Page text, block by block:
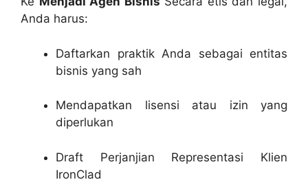
Anda harus:
Daftarkan praktik Anda sebagai entitas
bisnis yang sah
Mendapatkan lisensi atau izin yang
diperlukan
Draft Perjanjian Representasi Klien
IronClad